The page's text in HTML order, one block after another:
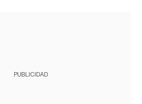
PUBLICIDAD